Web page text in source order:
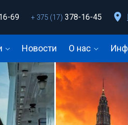
69 + 375 (17) 378-16-45
Новости О нас